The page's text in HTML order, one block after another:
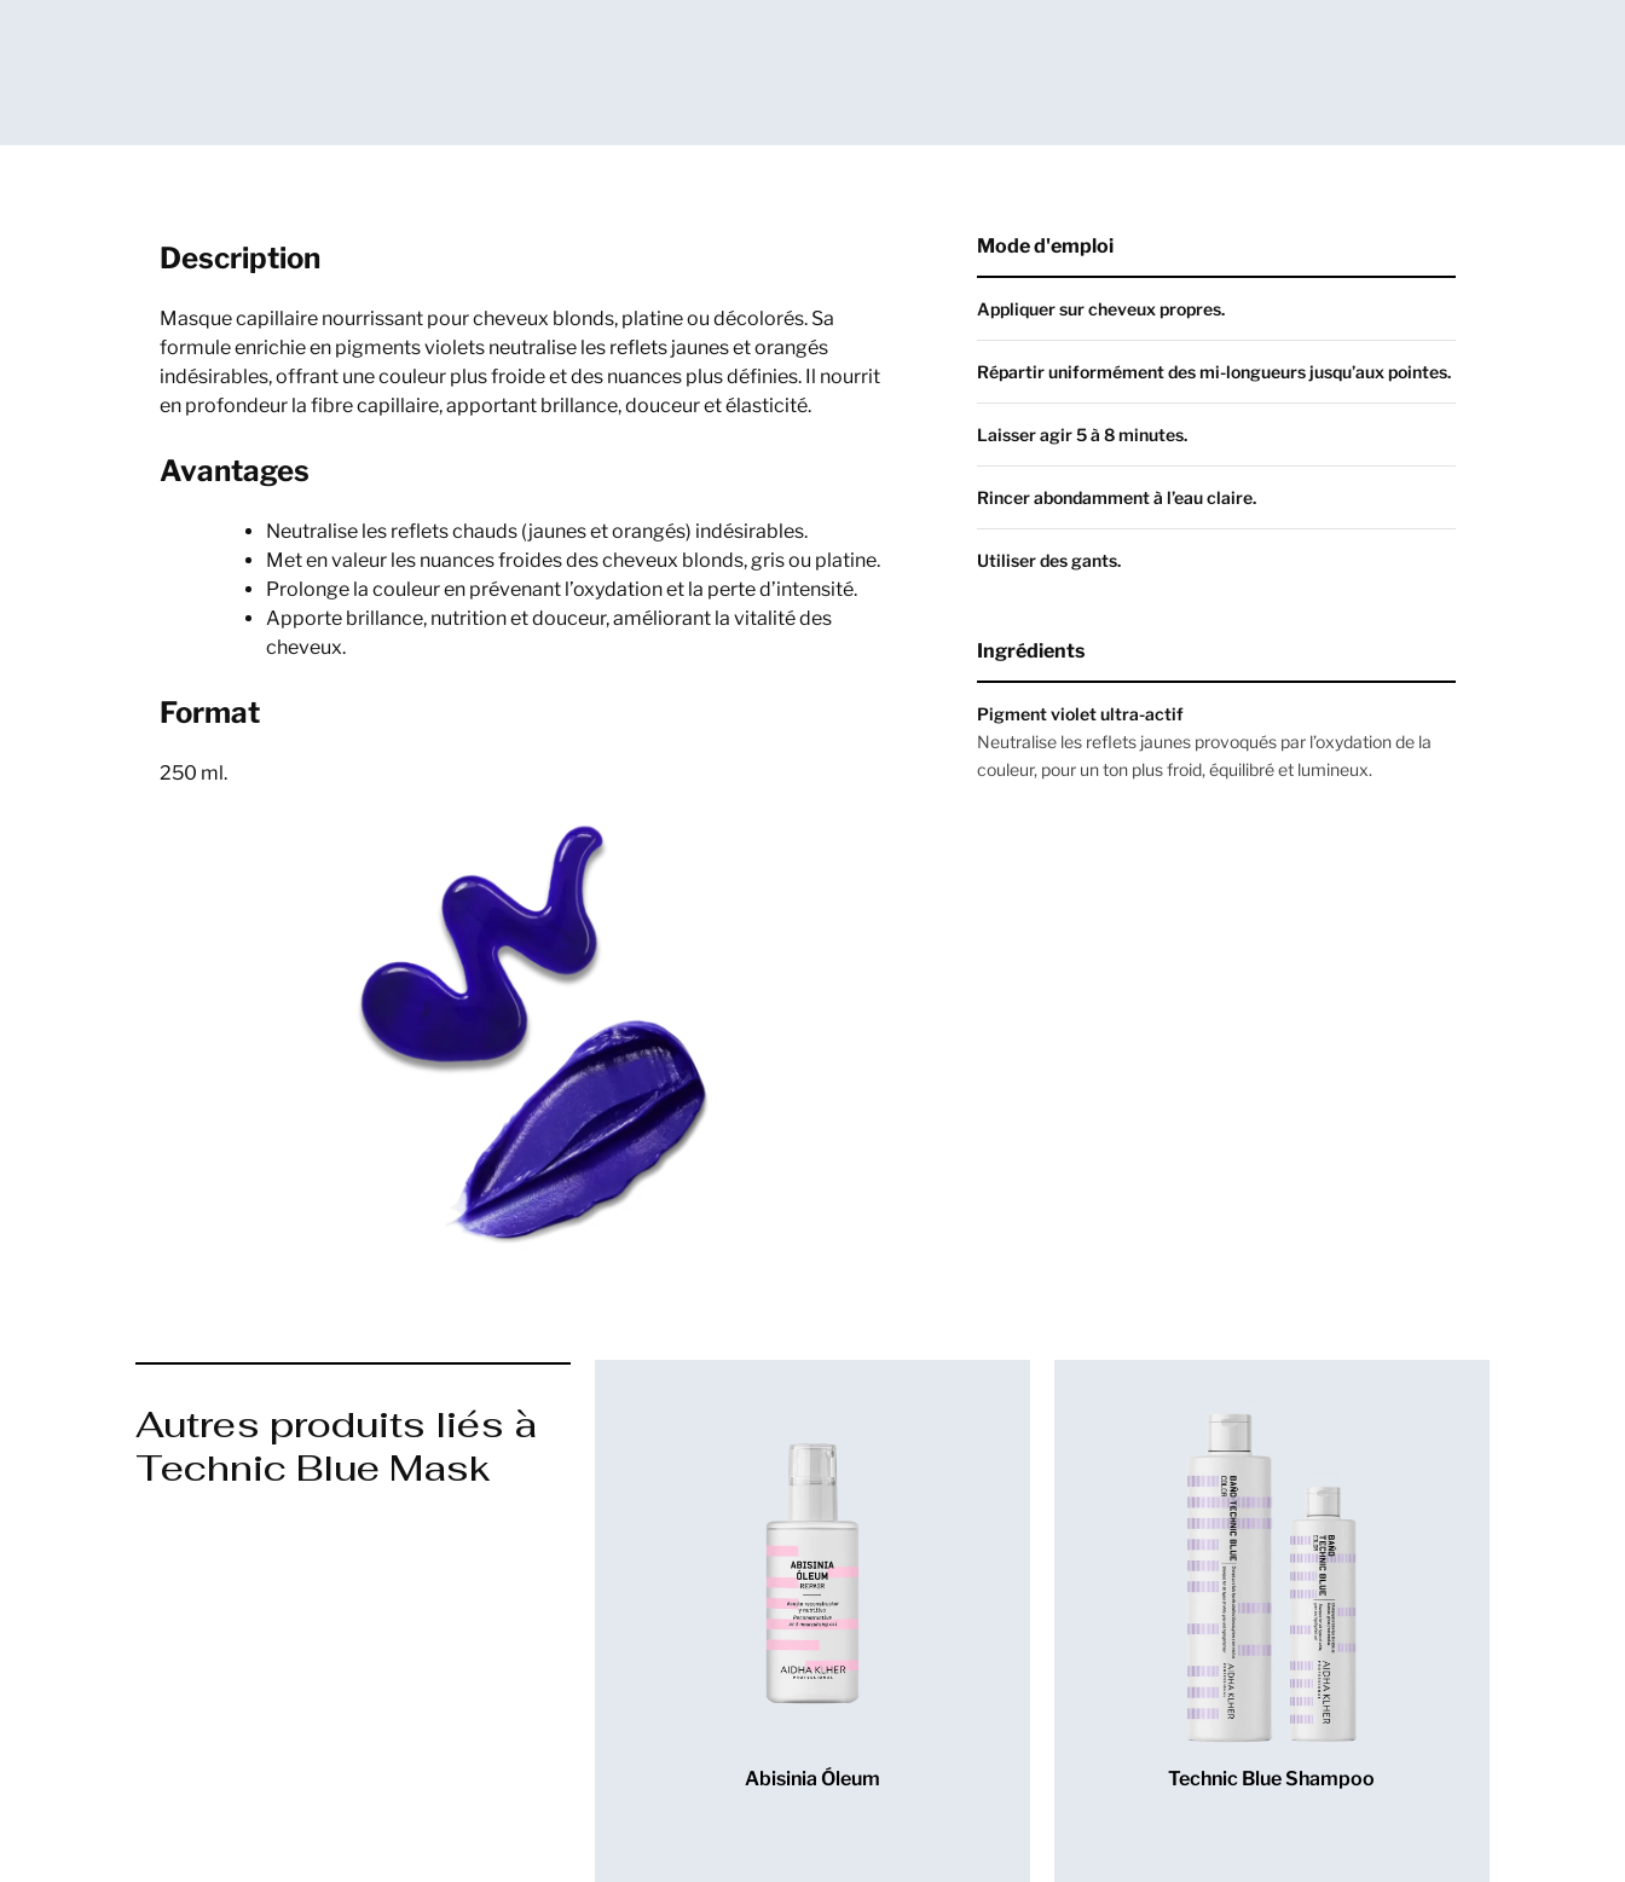
Description
Masque capillaire nourrissant pour cheveux blonds, platine ou décolorés. Sa
formule enrichie en pigments violets neutralise les reflets jaunes et orangés
indésirables, offrant une couleur plus froide et des nuances plus définies. Il nourrit
en profondeur la fibre capillaire, apportant brillance, douceur et élasticité.
Avantages
Neutralise les reflets chauds (jaunes et orangés) indésirables.
Met en valeur les nuances froides des cheveux blonds, gris ou platine.
Prolonge la couleur en prévenant l’oxydation et la perte d’intensité.
Apporte brillance, nutrition et douceur, améliorant la vitalité des
cheveux.
Format
250 ml.
Mode d'emploi
Appliquer sur cheveux propres.
Répartir uniformément des mi-longueurs jusqu’aux pointes.
Laisser agir 5 à 8 minutes.
Rincer abondamment à l’eau claire.
Utiliser des gants.
Ingrédients
Pigment violet ultra-actif
Neutralise les reflets jaunes provoqués par l’oxydation de la
couleur, pour un ton plus froid, équilibré et lumineux.
Autres produits liés à
Technic Blue Mask
Abisinia Óleum Technic Blue Shampoo